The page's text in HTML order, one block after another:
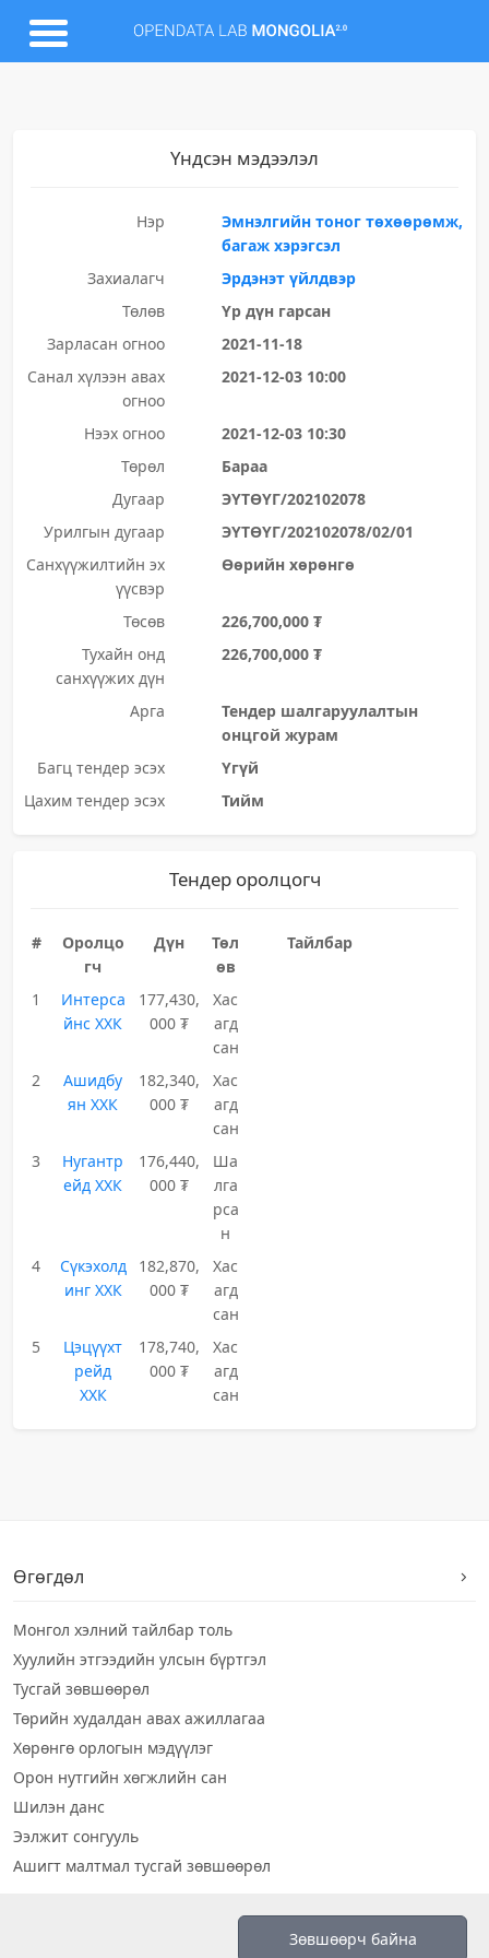
Үндсэн мэдээлэл
Нэр
Эмнэлгийн тоног төхөөрөмж,
багаж хэрэгсэл
Захиалагч
Эрдэнэт үйлдвэр
Төлөв
Үр дүн гарсан
Зарласан огноо
2021-11-18
Санал хүлээн авах
огноо
2021-12-03 10:00
Нээх огноо
2021-12-03 10:30
Төрөл
Бараа
Дугаар
ЭҮТӨҮГ/202102078
Урилгын дугаар
ЭҮТӨҮГ/202102078/02/01
Санхүүжилтийн эх
үүсвэр
Өөрийн хөрөнгө
Төсөв
226,700,000 ₮
Тухайн онд
санхүүжих дүн
226,700,000 ₮
Арга
Тендер шалгаруулалтын
онцгой журам
Багц тендер эсэх
Үгүй
Цахим тендер эсэх
Тийм
Тендер оролцогч
#
Оролцо
гч
Дүн
Төл
өв
Тайлбар
1
Интерса
йнс ХХК
177,430,
000 ₮
Хас
агд
сан
2
Ашидбу
ян ХХК
182,340,
000 ₮
Хас
агд
сан
3
Нугантр
ейд ХХК
176,440,
000 ₮
Ша
лга
рса
н
4
Сүкэхолд
инг ХХК
182,870,
000 ₮
Хас
агд
сан
5
Цэцүүхт
рейд
ХХК
178,740,
000 ₮
Хас
агд
сан
Өгөгдөл
Монгол хэлний тайлбар толь
Хуулийн этгээдийн улсын бүртгэл
Тусгай зөвшөөрөл
Төрийн худалдан авах ажиллагаа
Хөрөнгө орлогын мэдүүлэг
Орон нутгийн хөгжлийн сан
Шилэн данс
Ээлжит сонгууль
Ашигт малтмал тусгай зөвшөөрөл
Зөвшөөрч байна